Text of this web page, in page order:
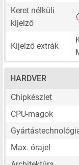
Keret nélküli
kijelző
Kijelző extrák
HARDVER
Chipkészlet
CPU-magok
Max. órajel